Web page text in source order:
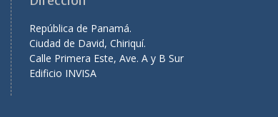
República de Panamá.
Ciudad de David, Chiriquí.
Calle Primera Este, Ave. A y B Sur
Edificio INVISA